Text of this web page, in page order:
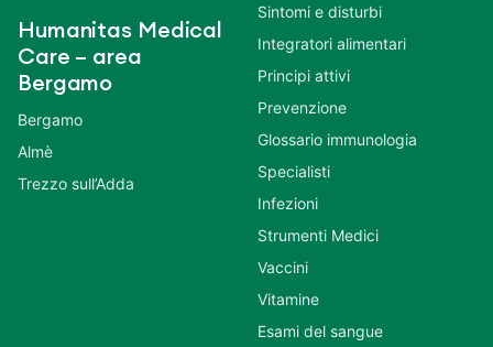
Humanitas Medical
Care – area
Bergamo
Bergamo
Almè
Trezzo sull’Adda
Sintomi e disturbi
Integratori alimentari
Principi attivi
Prevenzione
Glossario immunologia
Specialisti
Infezioni
Strumenti Medici
Vaccini
Vitamine
Esami del sangue